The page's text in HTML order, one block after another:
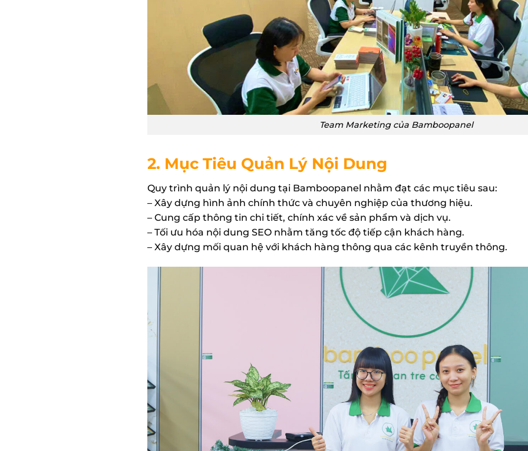
Team Marketing của Bamboopanel
2. Mục Tiêu Quản Lý Nội Dung
Quy trình quản lý nội dung tại Bamboopanel nhằm đạt các mục tiêu sau:
– Xây dựng hình ảnh chính thức và chuyên nghiệp của thương hiệu.
– Cung cấp thông tin chi tiết, chính xác về sản phẩm và dịch vụ.
– Tối ưu hóa nội dung SEO nhằm tăng tốc độ tiếp cận khách hàng.
– Xây dựng mối quan hệ với khách hàng thông qua các kênh truyền thông.